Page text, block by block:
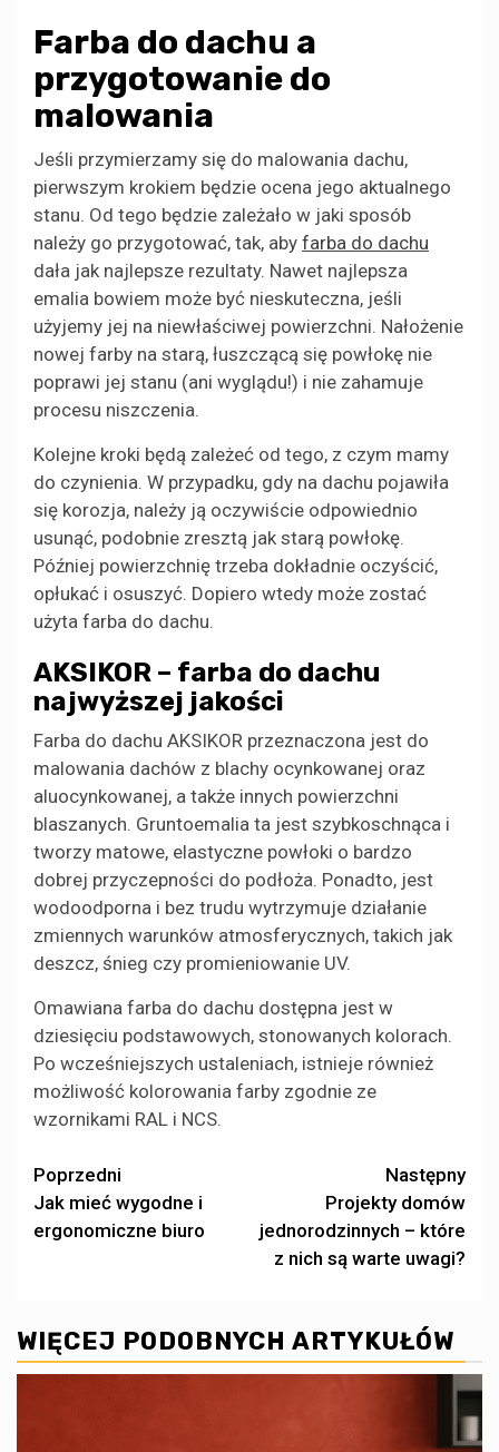
Farba do dachu a
przygotowanie do
malowania
Jeśli przymierzamy się do malowania dachu,
pierwszym krokiem będzie ocena jego aktualnego
stanu. Od tego będzie zależało w jaki sposób
należy go przygotować, tak, aby farba do dachu
dała jak najlepsze rezultaty. Nawet najlepsza
emalia bowiem może być nieskuteczna, jeśli
użyjemy jej na niewłaściwej powierzchni. Nałożenie
nowej farby na starą, łuszczącą się powłokę nie
poprawi jej stanu (ani wyglądu!) i nie zahamuje
procesu niszczenia.
Kolejne kroki będą zależeć od tego, z czym mamy
do czynienia. W przypadku, gdy na dachu pojawiła
się korozja, należy ją oczywiście odpowiednio
usunąć, podobnie zresztą jak starą powłokę.
Później powierzchnię trzeba dokładnie oczyścić,
opłukać i osuszyć. Dopiero wtedy może zostać
użyta farba do dachu.
AKSIKOR – farba do dachu
najwyższej jakości
Farba do dachu AKSIKOR przeznaczona jest do
malowania dachów z blachy ocynkowanej oraz
aluocynkowanej, a także innych powierzchni
blaszanych. Gruntoemalia ta jest szybkoschnąca i
tworzy matowe, elastyczne powłoki o bardzo
dobrej przyczepności do podłoża. Ponadto, jest
wodoodporna i bez trudu wytrzymuje działanie
zmiennych warunków atmosferycznych, takich jak
deszcz, śnieg czy promieniowanie UV.
Omawiana farba do dachu dostępna jest w
dziesięciu podstawowych, stonowanych kolorach.
Po wcześniejszych ustaleniach, istnieje również
możliwość kolorowania farby zgodnie ze
wzornikami RAL i NCS.
Zobacz
wpisy
Poprzedni
Jak mieć wygodne i
ergonomiczne biuro
Następny
Projekty domów
jednorodzinnych – które
z nich są warte uwagi?
WIĘCEJ PODOBNYCH ARTYKUŁÓW